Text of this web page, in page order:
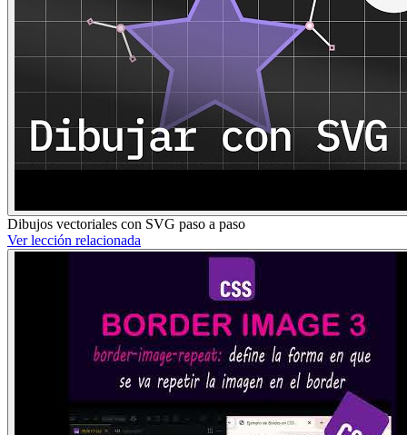
Dibujos vectoriales con SVG paso a paso
Ver lección relacionada